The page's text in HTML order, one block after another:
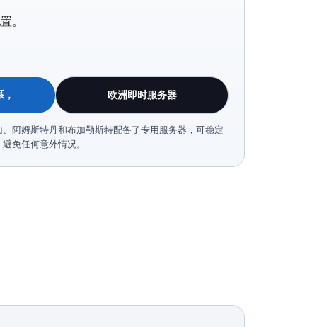
。
欧洲即时服务器
阿姆斯特丹和布加勒斯特配备了专用服务器，可稳定
免任何意外情况。